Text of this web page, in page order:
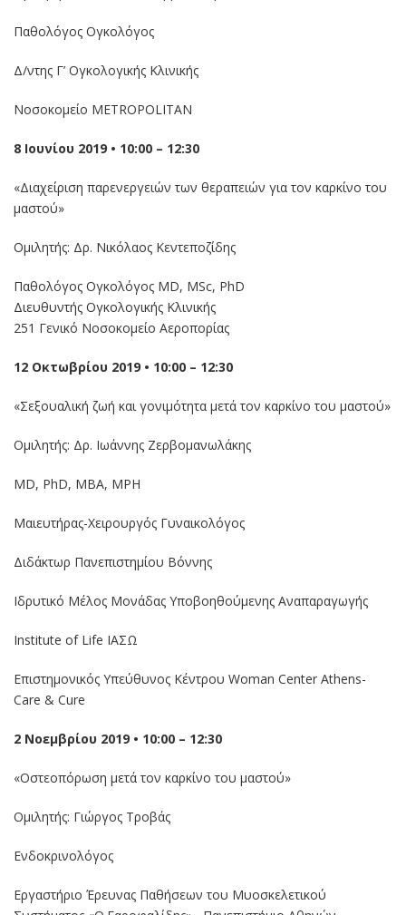
Παθολόγος Ογκολόγος
Δ/ντης Γ’ Ογκολογικής Κλινικής
Νοσοκομείο METROPOLITAN
8 Ιουνίου 2019 • 10:00 – 12:30
«Διαχείριση παρενεργειών των θεραπειών για τον καρκίνο του
μαστού»
Ομιλητής: Δρ. Νικόλαος Κεντεποζίδης
Παθολόγος Ογκολόγος MD, MSc, PhD
Διευθυντής Ογκολογικής Κλινικής
251 Γενικό Νοσοκομείο Αεροπορίας
12 Οκτωβρίου 2019 • 10:00 – 12:30
«Σεξουαλική ζωή και γονιμότητα μετά τον καρκίνο του μαστού»
Ομιλητής: Δρ. Ιωάννης Ζερβομανωλάκης
MD, PhD, MBA, MPH
Μαιευτήρας-Χειρουργός Γυναικολόγος
Διδάκτωρ Πανεπιστημίου Βόννης
Ιδρυτικό Μέλος Μονάδας Υποβοηθούμενης Αναπαραγωγής
Institute of Life ΙΑΣΩ
Επιστημονικός Υπεύθυνος Κέντρου Woman Center Athens-
Care & Cure
2 Νοεμβρίου 2019 • 10:00 – 12:30
«Οστεοπόρωση μετά τον καρκίνο του μαστού»
Ομιλητής: Γιώργος Τροβάς
Ενδοκρινολόγος
Εργαστήριο Έρευνας Παθήσεων του Μυοσκελετικού